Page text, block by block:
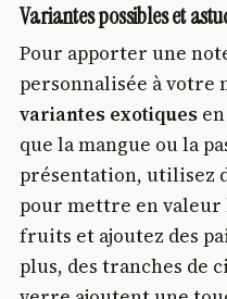
Variantes possibles et
Pour apporter une
personnalisée à votre
variantes exotiques
que la mangue ou la
présentation, utilisez
pour mettre en valeur
fruits et ajoutez des
plus, des tranches de